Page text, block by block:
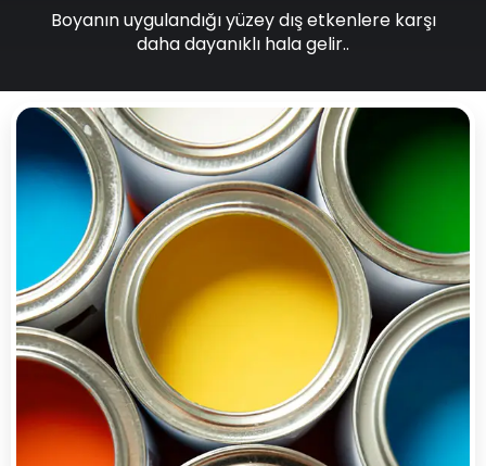
Boyanın uygulandığı yüzey dış etkenlere karşı
daha dayanıklı hala gelir..